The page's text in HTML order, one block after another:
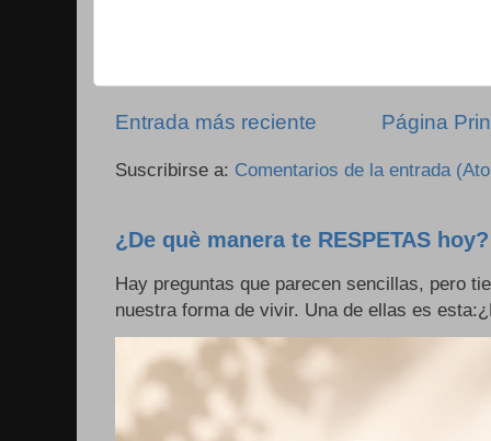
Entrada más reciente Página
Suscribirse a: Comentarios de la entrada
¿De què manera te RESPETAS hoy?
Hay preguntas que parecen sencillas, pero
nuestra forma de vivir. Una de ellas es